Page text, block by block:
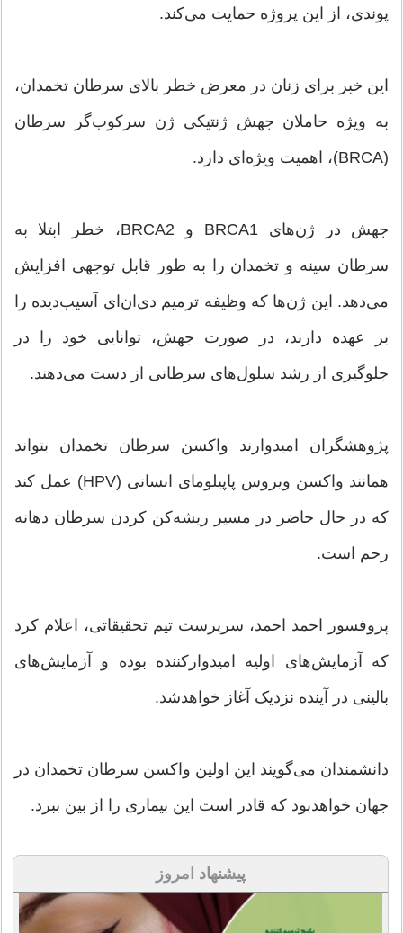
پوندی، از این پروژه حمایت می‌کند.
این خبر برای زنان در معرض خطر بالای سرطان تخمدان،
به ویژه حاملان جهش ژنتیکی ژن سرکوب‌گر سرطان
(BRCA)، اهمیت ویژه‌ای دارد.
جهش در ژن‌های BRCA1 و BRCA2، خطر ابتلا به
سرطان سینه و تخمدان را به طور قابل توجهی افزایش
می‌دهد. این ژن‌ها که وظیفه ترمیم دی‌ان‌ای آسیب‌دیده را
بر عهده دارند، در صورت جهش، توانایی خود را در
جلوگیری از رشد سلول‌های سرطانی از دست می‌دهند.
پژوهشگران امیدوارند واکسن سرطان تخمدان بتواند
همانند واکسن ویروس پاپیلومای انسانی (HPV) عمل کند
که در حال حاضر در مسیر ریشه‌کن کردن سرطان دهانه
رحم است.
پروفسور احمد احمد، سرپرست تیم تحقیقاتی، اعلام کرد
که آزمایش‌های اولیه امیدوارکننده بوده و آزمایش‌های
بالینی در آینده نزدیک آغاز خواهد‌شد.
دانشمندان می‌گویند این اولین واکسن سرطان تخمدان در
جهان خواهد‌بود که قادر است این بیماری را از بین ببرد.
پیشنهاد امروز